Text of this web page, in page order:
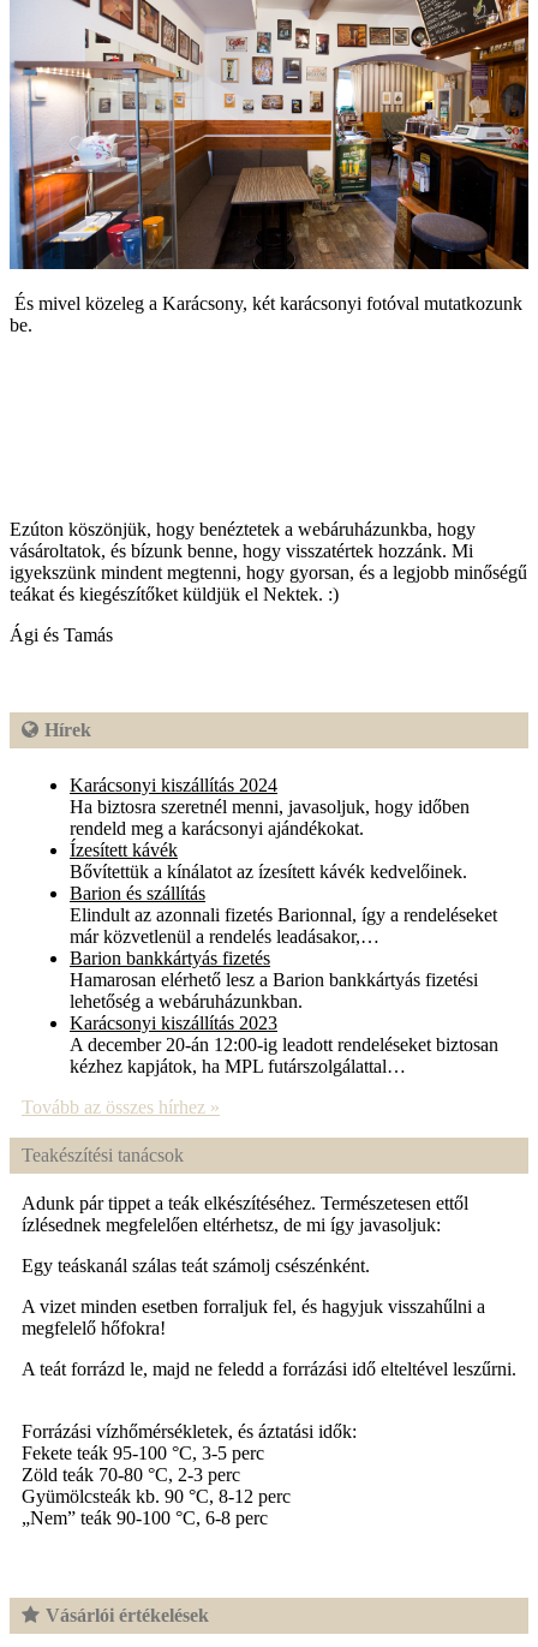
És mivel közeleg a Karácsony, két karácsonyi fotóval mutatkozunk
be.
Ezúton köszönjük, hogy benéztetek a webáruházunkba, hogy
vásároltatok, és bízunk benne, hogy visszatértek hozzánk. Mi
igyekszünk mindent megtenni, hogy gyorsan, és a legjobb minőségű
teákat és kiegészítőket küldjük el Nektek. :)
Ági és Tamás
Hírek
Karácsonyi kiszállítás 2024
Ha biztosra szeretnél menni, javasoljuk, hogy időben
rendeld meg a karácsonyi ajándékokat.
Ízesített kávék
Bővítettük a kínálatot az ízesített kávék kedvelőinek.
Barion és szállítás
Elindult az azonnali fizetés Barionnal, így a rendeléseket
már közvetlenül a rendelés leadásakor,…
Barion bankkártyás fizetés
Hamarosan elérhető lesz a Barion bankkártyás fizetési
lehetőség a webáruházunkban.
Karácsonyi kiszállítás 2023
A december 20-án 12:00-ig leadott rendeléseket biztosan
kézhez kapjátok, ha MPL futárszolgálattal…
Tovább az összes hírhez »
Teakészítési tanácsok
Adunk pár tippet a teák elkészítéséhez. Természetesen ettől
ízlésednek megfelelően eltérhetsz, de mi így javasoljuk:
Egy teáskanál szálas teát számolj csészénként.
A vizet minden esetben forraljuk fel, és hagyjuk visszahűlni a
megfelelő hőfokra!
A teát forrázd le, majd ne feledd a forrázási idő elteltével leszűrni.
Forrázási vízhőmérsékletek, és áztatási idők:
Fekete teák 95-100 °C, 3-5 perc
Zöld teák 70-80 °C, 2-3 perc
Gyümölcsteák kb. 90 °C, 8-12 perc
„Nem” teák 90-100 °C, 6-8 perc
Vásárlói értékelések